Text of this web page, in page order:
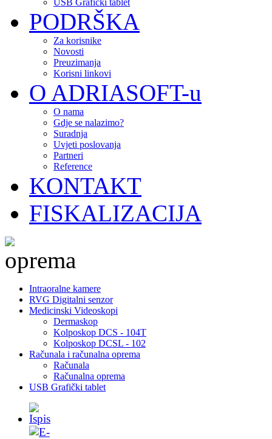
USB Grafički tablet
PODRŠKA
Za korisnike
Novosti
Preuzimanja
Korisni linkovi
O ADRIASOFT-u
O nama
Gdje se nalazimo?
Suradnja
Uvjeti poslovanja
Partneri
Reference
KONTAKT
FISKALIZACIJA
Intraoralne kamere
RVG Digitalni senzor
Medicinski Videoskopi
Dermaskop
Kolposkop DCS - 104T
Kolposkop DCSL - 102
Računala i računalna oprema
Računala
Računalna oprema
USB Grafički tablet